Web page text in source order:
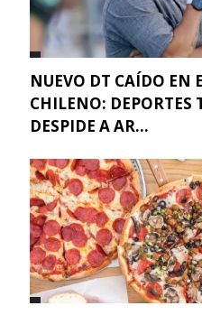
NUEVO DT CAÍDO EN
CHILENO: DEPORTES
DESPIDE A AR...